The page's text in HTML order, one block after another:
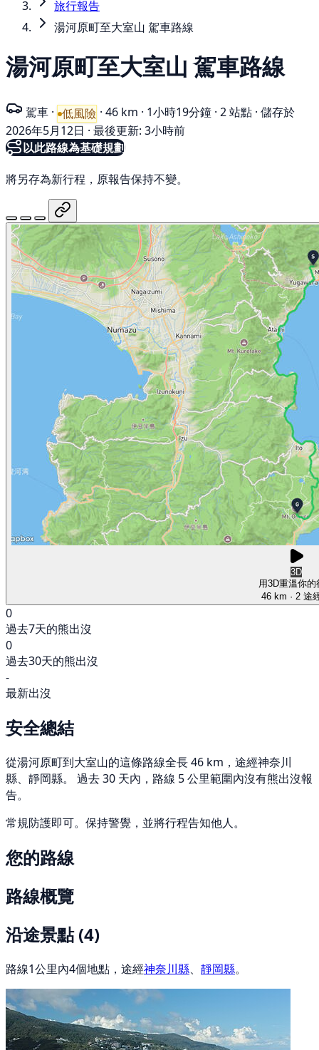
旅行報告
湯河原町至大室山 駕車路線
湯河原町至大室山 駕車路線
駕車 · 低風險 · 46 km · 1小時19分鐘 · 2 站點 · 儲存於
2026年5月12日 · 最後更新: 3小時前
以此路線為基礎規劃
將另存為新行程，原報告保持不變。
3D
用3D重溫你的
46 km · 2 途
0
過去7天的熊出沒
0
過去30天的熊出沒
-
最新出沒
安全總結
從湯河原町到大室山的這條路線全長 46 km，途經神奈川
縣、靜岡縣。 過去 30 天內，路線 5 公里範圍內沒有熊出沒報
告。
常規防護即可。保持警覺，並將行程告知他人。
您的路線
路線概覽
沿途景點(4)
路線1公里內4個地點，途經神奈川縣、 靜岡縣。